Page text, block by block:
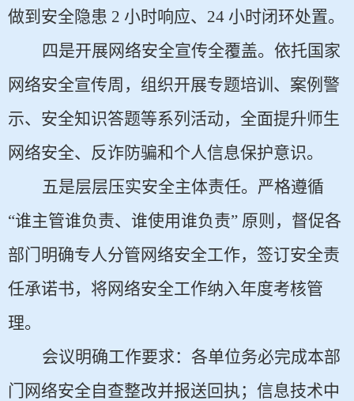
做到安全隐患 2 小时响应、24 小时闭环处置。
四是开展网络安全宣传全覆盖。依托国家
网络安全宣传周，组织开展专题培训、案例警
示、安全知识答题等系列活动，全面提升师生
网络安全、反诈防骗和个人信息保护意识。
五是层层压实安全主体责任。严格遵循
“谁主管谁负责、谁使用谁负责” 原则，督促各
部门明确专人分管网络安全工作，签订安全责
任承诺书，将网络安全工作纳入年度考核管
理。
会议明确工作要求：各单位务必完成本部
门网络安全自查整改并报送回执；信息技术中